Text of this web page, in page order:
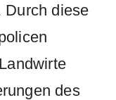
Durch diese
des‌